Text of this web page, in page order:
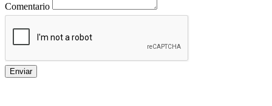
Comentario
Enviar